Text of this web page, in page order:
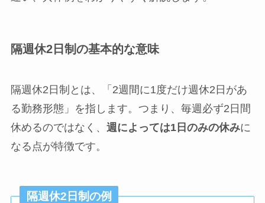
隔週休2日制の基本的な意味
隔週休2日制とは、「2週間に1度だけ週休2日があ
る勤務形態」を指します。つまり、毎週必ず2日間
休めるのではなく、 週によっては1日のみの休みに
なる点が特徴です。
隔週休2日制の例